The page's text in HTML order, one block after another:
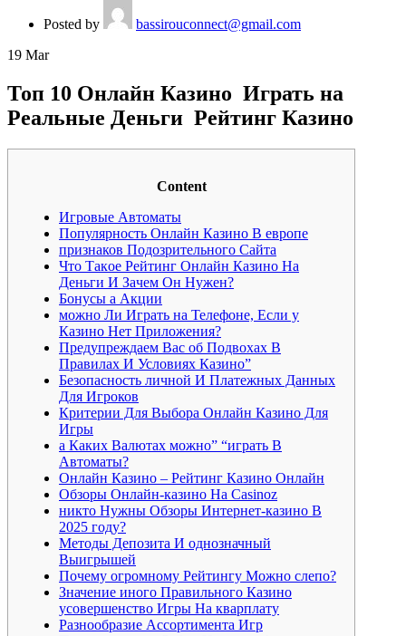
Posted by
bassirouconnect@gmail.com
19 Mar
Топ 10 Онлайн Казино ️ Играть на
Реальные Деньги ️ Рейтинг Казино
Content
Игровые Автоматы
Популярность Онлайн Казино В европе
признаков Подозрительного Сайта
Чтo Тaкoe Peйтинг Oнлaйн Кaзинo Нa
Дeньги И Зaчeм Oн Нужeн?
Бонусы а Акции
можно Ли Играть на Телефоне, Если у
Казино Нет Приложения?
Предупреждаем Вас об Подвохах В
Правилах И Условиях Казино”
Безопасность личной И Платежных Данных
Для Игроков
Критерии Для Выбора Онлайн Казино Для
Игры
а Каких Валютах можно” “играть В
Автоматы?
Онлайн Казино – Рейтинг Казино Онлайн
Обзоры Онлайн-казино На Casinoz
никто Нужны Обзоры Интернет-казино В
2025 году?
Методы Депозита И однозначный
Выигрышей
Почему огромному Рейтингу Можно слепо?
Значение иного Правильного Казино
усовершенство Игры На кварплату
Разнообразие Ассортимента Игр